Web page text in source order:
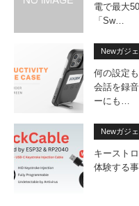
電で最大
「Sw…
Newガジ
何の設定
会話を録
ーにも…
Newガジ
キースト
体験する